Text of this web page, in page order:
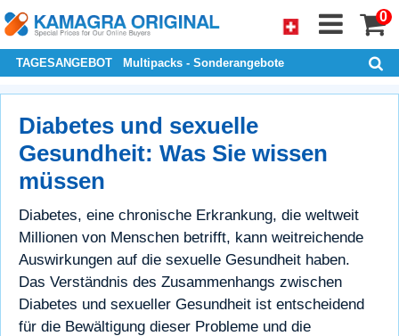
0
TAGESANGEBOT Multipacks - Sonderangebote
Diabetes und sexuelle
Gesundheit: Was Sie wissen
müssen
Diabetes, eine chronische Erkrankung, die weltweit
Millionen von Menschen betrifft, kann weitreichende
Auswirkungen auf die sexuelle Gesundheit haben.
Das Verständnis des Zusammenhangs zwischen
Diabetes und sexueller Gesundheit ist entscheidend
für die Bewältigung dieser Probleme und die